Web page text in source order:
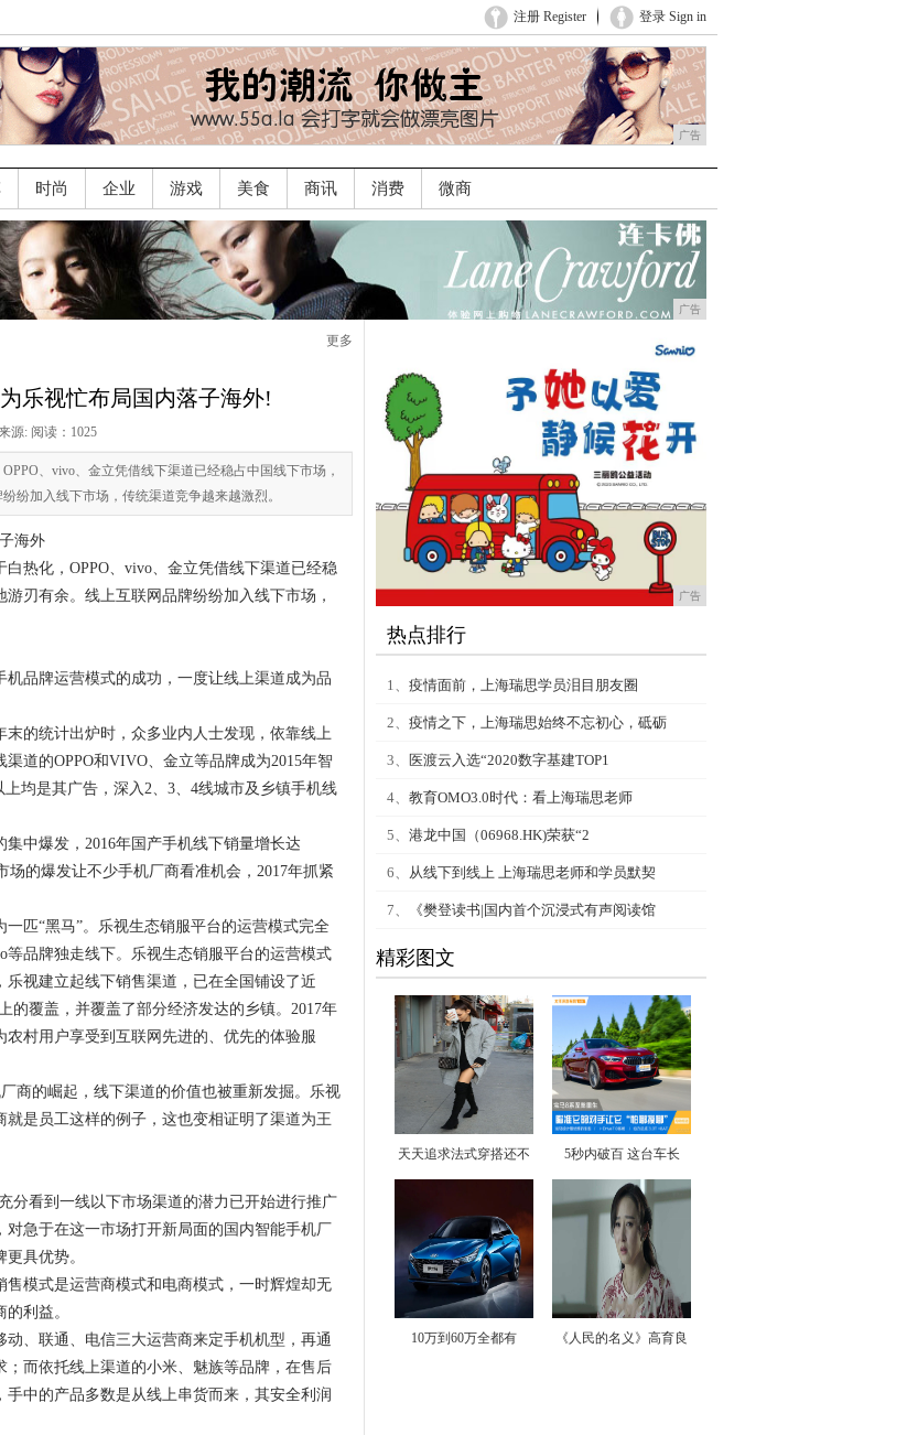
登录 Sign in
注册 Register
广告
时尚 企业 游戏 美食 商讯 消费 微商
广告
更多
乐视忙布局国内落子海外!
源: 阅读：1025
、vivo、金立凭借线下渠道已经稳占中国线下市场，
纷加入线下市场，传统渠道竞争越来越激烈。
热化，OPPO、vivo、金立凭借线下渠道已经稳
刃有余。线上互联网品牌纷纷加入线下市场，
品牌运营模式的成功，一度让线上渠道成为品
末的统计出炉时，众多业内人士发现，依靠线上
道的OPPO和VIVO、金立等品牌成为2015年智
均是其广告，深入2、3、4线城市及乡镇手机线
中爆发，2016年国产手机线下销量增长达
的爆发让不少手机厂商看准机会，2017年抓紧
匹“黑马”。乐视生态销服平台的运营模式完全
品牌独走线下。乐视生态销服平台的运营模式
视建立起线下销售渠道，已在全国铺设了近
的覆盖，并覆盖了部分经济发达的乡镇。2017年
村用户享受到互联网先进的、优先的体验服
商的崛起，线下渠道的价值也被重新发掘。乐视
是员工这样的例子，这也变相证明了渠道为王
分看到一线以下市场渠道的潜力已开始进行推广
急于在这一市场打开新局面的国内智能手机厂
具优势。
模式是运营商模式和电商模式，一时辉煌却无
利益。
、联通、电信三大运营商来定手机机型，再通
而依托线上渠道的小米、魅族等品牌，在售后
中的产品多数是从线上串货而来，其安全利润
广告
热点排行
1、 疫情面前，上海瑞思学员泪目朋友圈
2、 疫情之下，上海瑞思始终不忘初心，砥砺
3、 医渡云入选“2020数字基建TOP1
4、 教育OMO3.0时代：看上海瑞思老师
5、 港龙中国（06968.HK)荣获“2
6、 从线下到线上 上海瑞思老师和学员默契
7、 《樊登读书|国内首个沉浸式有声阅读馆
精彩图文
天天追求法式穿搭还不 5秒内破百 这台车长
10万到60万全都有 《人民的名义》高育良